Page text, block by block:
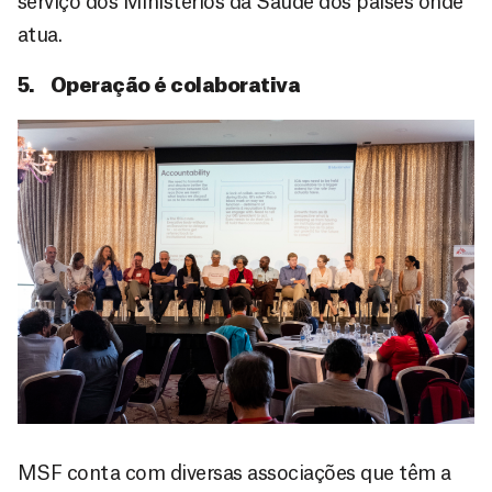
atua.
5. Operação é colaborativa
MSF conta com diversas associações que têm a